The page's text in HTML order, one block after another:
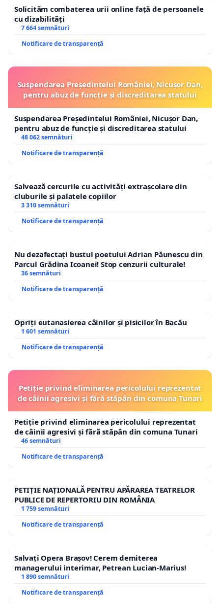
Solicităm combaterea urii online față de persoanele
cu dizabilități
7 664 semnături
Notificare de transparență
Suspendarea Președintelui României, Nicușor Dan,
pentru abuz de funcție și discreditarea statului
Suspendarea Președintelui României, Nicușor Dan,
pentru abuz de funcție și discreditarea statului
48 062 semnături
Notificare de transparență
Salvează cercurile cu activități extrașcolare din
cluburile și palatele copiilor
3 310 semnături
Notificare de transparență
Nu dezafectați bustul poetului Adrian Păunescu din
Parcul Grădina Icoanei! Stop cenzurii culturale!
36 semnături
Notificare de transparență
Opriți eutanasierea câinilor și pisicilor în Bacău
1 601 semnături
Notificare de transparență
Petiție privind eliminarea pericolului reprezentat
de câinii agresivi și fără stăpân din comuna Tunari
Petiție privind eliminarea pericolului reprezentat
de câinii agresivi și fără stăpân din comuna Tunari
46 semnături
Notificare de transparență
PETIȚIE NAȚIONALĂ PENTRU APĂRAREA TEATRELOR
PUBLICE DE REPERTORIU DIN ROMÂNIA
1 759 semnături
Notificare de transparență
Salvați Opera Brașov! Cerem demiterea
managerului interimar, Petrean Lucian-Marius!
1 890 semnături
Notificare de transparență